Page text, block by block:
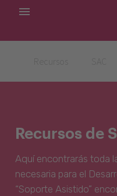
MIS APLICACIONES
Recursos de
Aquí encontrarás toda
necesaria para el
“Soporte Asistido”